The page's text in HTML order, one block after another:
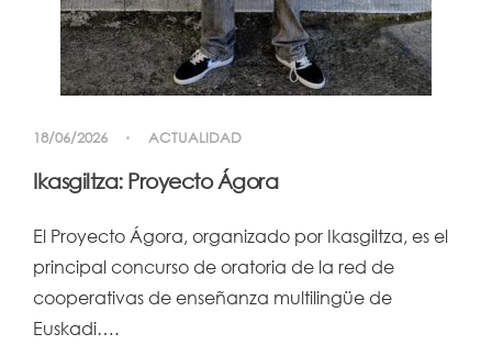
18/06/2026 ACTUALIDAD
Ikasgiltza: Proyecto Ágora
El Proyecto Ágora, organizado por Ikasgiltza, es el
principal concurso de oratoria de la red de
cooperativas de enseñanza multilingüe de
Euskadi….